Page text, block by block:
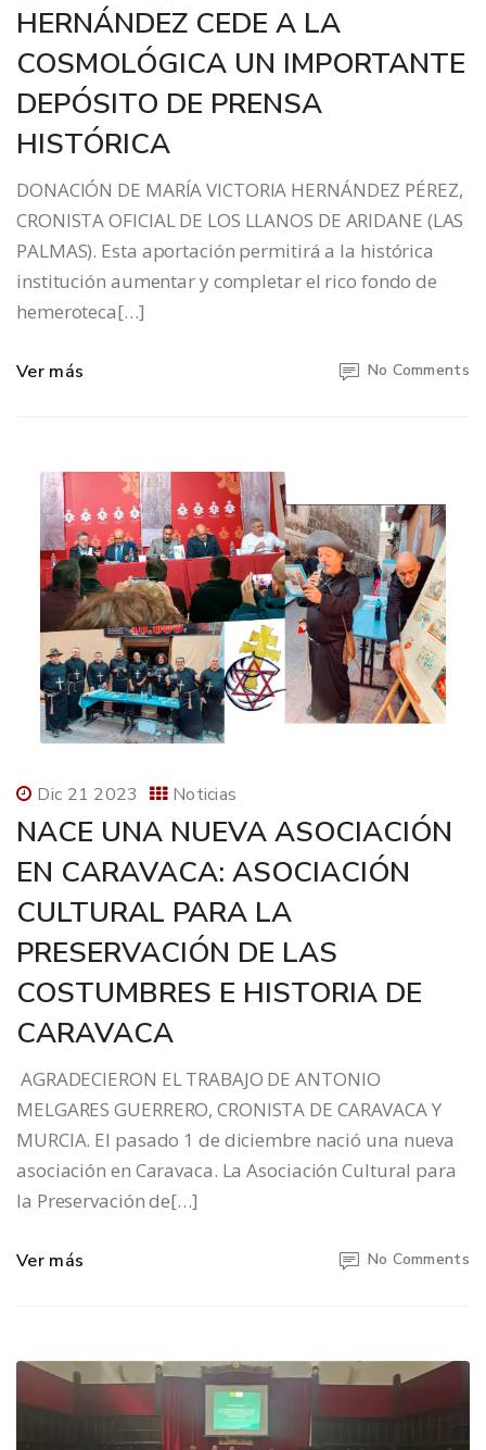
HERNÁNDEZ CEDE A LA
COSMOLÓGICA UN IMPORTANTE
DEPÓSITO DE PRENSA
HISTÓRICA
DONACIÓN DE MARÍA VICTORIA HERNÁNDEZ PÉREZ,
CRONISTA OFICIAL DE LOS LLANOS DE ARIDANE (LAS
PALMAS). Esta aportación permitirá a la histórica
institución aumentar y completar el rico fondo de
hemeroteca[…]
Ver más No Comments
Dic 21 2023 Noticias
NACE UNA NUEVA ASOCIACIÓN
EN CARAVACA: ASOCIACIÓN
CULTURAL PARA LA
PRESERVACIÓN DE LAS
COSTUMBRES E HISTORIA DE
CARAVACA
AGRADECIERON EL TRABAJO DE ANTONIO
MELGARES GUERRERO, CRONISTA DE CARAVACA Y
MURCIA. El pasado 1 de diciembre nació una nueva
asociación en Caravaca. La Asociación Cultural para
la Preservación de[…]
Ver más No Comments